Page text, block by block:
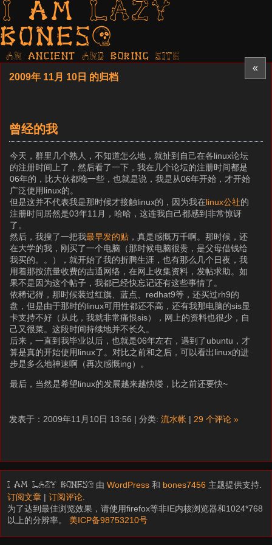
I am LAZY
bones?
AN ancient AND boring SITE
«
2009年 11月 10日 的归档
曾经的我
今天，群里几个熟人，不知道怎么地，就扯到自己在各linux论坛
的注册时间上了，然后看了一下，我在几个论坛的注册时间都是
06年的，比大伙都晚一些，也就是说，我是从06年开始，才开始
广泛使用linux的。
但是这并不代表我是那时候才接触linux的，因为我在linux公社的
注册时间居然是03年11月，哈哈，这连我自己都感到非常惊讶
了。
然后，我搜了一把我最早发的贴 ，真是感慨万千啊。那时候，还
在大学的我，刚买了一个电脑（那时候电脑很贵，是父母借钱给
我买的。。），就开始了我的折腾生涯，也有那么几个日夜，我
用着那按流量收费的吉通网络，在网上收集资料，发帖求助。如
果不是因为这个帖子，我都已经快忘记还有这些事情了。
依稀记得，那时候装过红旗、蓝点、redhat9等，还买过rh9的
盘，但是由于那时的linux可用性都还不高，还有我那电脑的sis显
卡支持不好（从此，我就非常痛恨sis），网上的资料也很少，自
己又很菜。这段时间持续地并不长久。
后来，一直到我毕业以后，也就是06年左右，遇到了ubuntu，才
算是真的开始使用linux了。对比之前和之后，可以看出linux的进
步是多么地神速啊（再次感慨ing）。
最后，当然是希望linux的发展越来越快喽，比之前还要快~
发表于：2009年11月10日 13:56 | 分类: 流水帐 | 29 个评论 »
I am LAZY bones? 由WordPress 和 bones7456 主题提供支持.
订阅文章 |订阅评论
为了达到最佳浏览效果，请使用firefox等非IE内核浏览器和1024*768
以上的分辨率。 美ICP备98753210号